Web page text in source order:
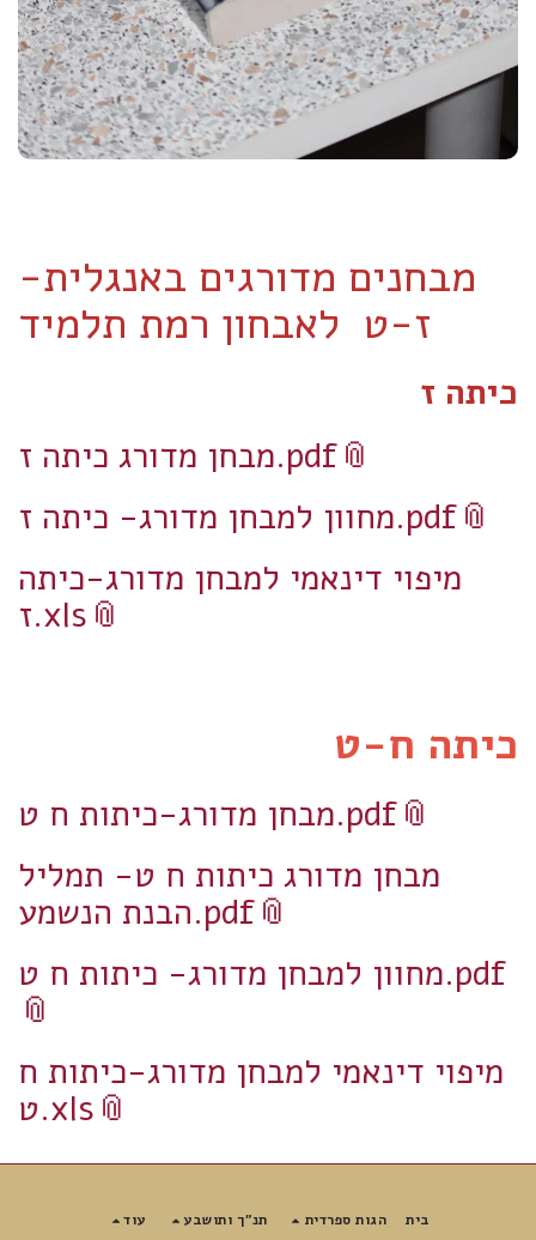
-מבחנים מדורגים באנגלית
ז-ט לאבחון רמת תלמיד
כיתה ז
מבחן מדורג כיתה ז.pdf
מחוון למבחן מדורג- כיתה ז.pdf
מיפוי דינאמי למבחן מדורג-כיתה
ז.xls
כיתה ח-ט
מבחן מדורג-כיתות ח ט.pdf
מבחן מדורג כיתות ח ט- תמליל
הבנת הנשמע.pdf
מחוון למבחן מדורג- כיתות ח ט.pdf
מיפוי דינאמי למבחן מדורג-כיתות ח
ט.xls
בית הגות ספרדית תנ"ך ותושבע עוד